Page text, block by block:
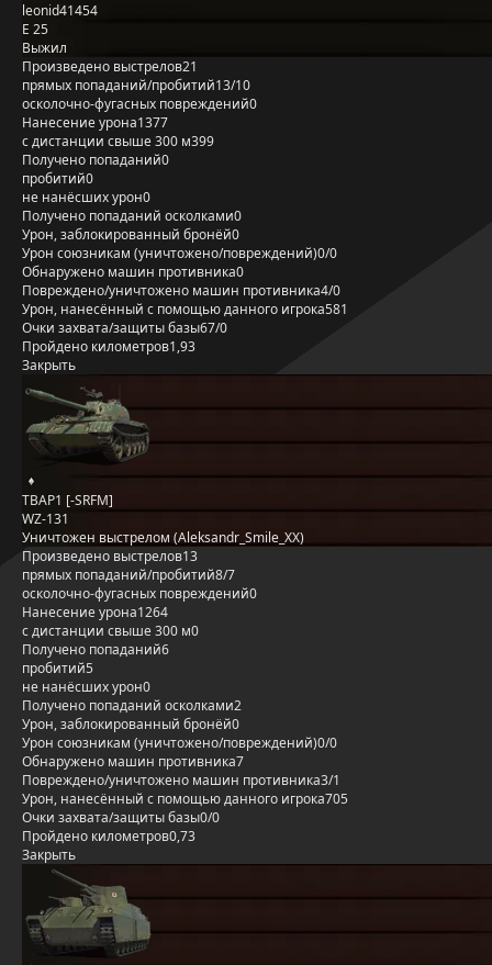
leonid41454
E 25
Выжил
Произведено выстрелов21
прямых попаданий/пробитий13/10
осколочно-фугасных повреждений0
Нанесение урона1377
с дистанции свыше 300 м399
Получено попаданий0
пробитий0
не нанёсших урон0
Получено попаданий осколками0
Урон, заблокированный бронёй0
Урон союзникам (уничтожено/повреждений)0/0
Обнаружено машин противника0
Повреждено/уничтожено машин противника4/0
Урон, нанесённый с помощью данного игрока581
Очки захвата/защиты базы67/0
Пройдено километров1,93
Закрыть
TBAP1 [-SRFM]
WZ-131
Уничтожен выстрелом (Aleksandr_Smile_XX)
Произведено выстрелов13
прямых попаданий/пробитий8/7
осколочно-фугасных повреждений0
Нанесение урона1264
с дистанции свыше 300 м0
Получено попаданий6
пробитий5
не нанёсших урон0
Получено попаданий осколками2
Урон, заблокированный бронёй0
Урон союзникам (уничтожено/повреждений)0/0
Обнаружено машин противника7
Повреждено/уничтожено машин противника3/1
Урон, нанесённый с помощью данного игрока705
Очки захвата/защиты базы0/0
Пройдено километров0,73
Закрыть